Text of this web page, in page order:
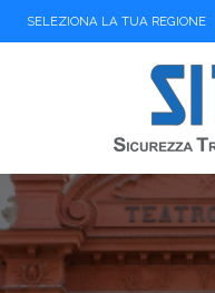
SELEZIONA LA TUA REGIONE